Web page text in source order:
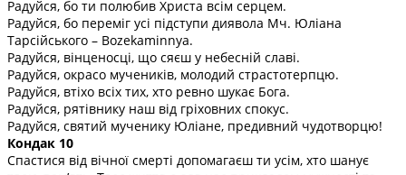
Радуйся, бо ти полюбив Христа всім серцем.
Радуйся, бо переміг усі підступи диявола Мч. Юліана
Тарсійського – Bozekaminnya.
Радуйся, вінценосці, що сяєш у небесній славі.
Радуйся, окрасо мучеників, молодий страстотерпцю.
Радуйся, втіхо всіх тих, хто ревно шукає Бога.
Радуйся, рятівнику наш від гріховних спокус.
Радуйся, святий мученику Юліане, предивний чудотворцю!
Кондак 10
Спастися від вічної смерті допомагаєш ти усім, хто шанує